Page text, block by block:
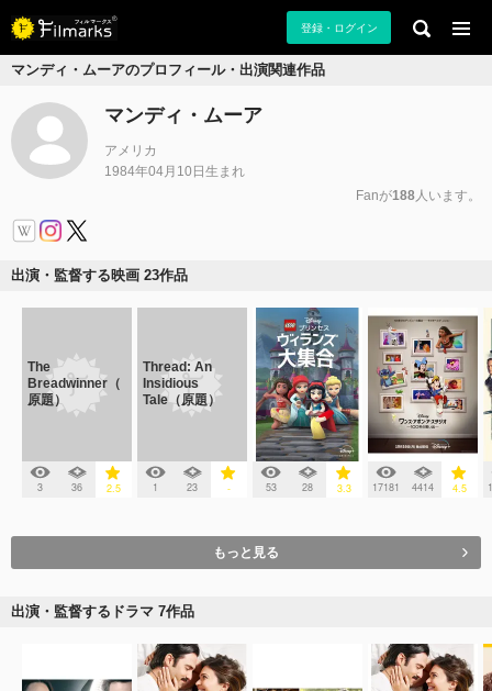
登録・ログイン
マンディ・ムーアのプロフィール・出演関連作品
マンディ・ムーア
アメリカ
1984年04月10日生まれ
Fanが188人います。
出演・監督する映画 23作品
The
Breadwinner（
原題）
3 36 2.5
Thread: An
Insidious
Tale（原題）
1 23 - 53 28 3.3 17181 4414 4.5
もっと見る
出演・監督するドラマ 7作品